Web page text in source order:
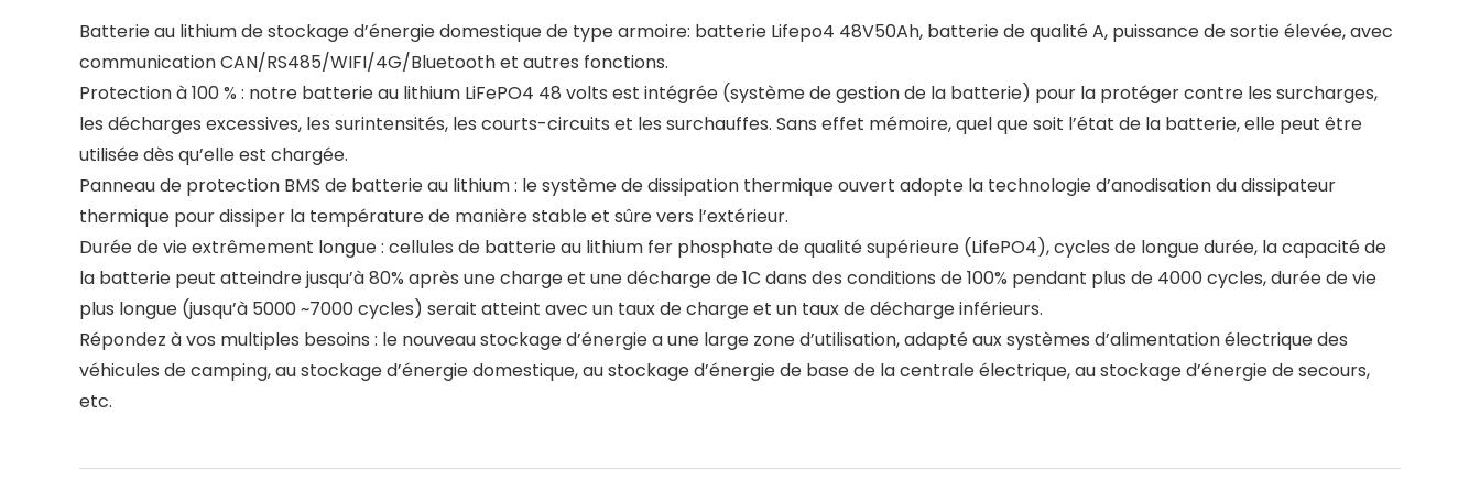
Batterie au lithium de stockage d’énergie domestique de type armoire: batterie Lifepo4 48V50Ah, batterie de qualité A, puissance de sortie élevée, avec
communication CAN/RS485/WIFI/4G/Bluetooth et autres fonctions.
Protection à 100 % : notre batterie au lithium LiFePO4 48 volts est intégrée (système de gestion de la batterie) pour la protéger contre les surcharges,
les décharges excessives, les surintensités, les courts-circuits et les surchauffes. Sans effet mémoire, quel que soit l’état de la batterie, elle peut être
utilisée dès qu’elle est chargée.
Panneau de protection BMS de batterie au lithium : le système de dissipation thermique ouvert adopte la technologie d’anodisation du dissipateur
thermique pour dissiper la température de manière stable et sûre vers l’extérieur.
Durée de vie extrêmement longue : cellules de batterie au lithium fer phosphate de qualité supérieure (LifePO4), cycles de longue durée, la capacité de
la batterie peut atteindre jusqu’à 80% après une charge et une décharge de 1C dans des conditions de 100% pendant plus de 4000 cycles, durée de vie
plus longue (jusqu’à 5000 ~7000 cycles) serait atteint avec un taux de charge et un taux de décharge inférieurs.
Répondez à vos multiples besoins : le nouveau stockage d’énergie a une large zone d’utilisation, adapté aux systèmes d’alimentation électrique des
véhicules de camping, au stockage d’énergie domestique, au stockage d’énergie de base de la centrale électrique, au stockage d’énergie de secours,
etc.